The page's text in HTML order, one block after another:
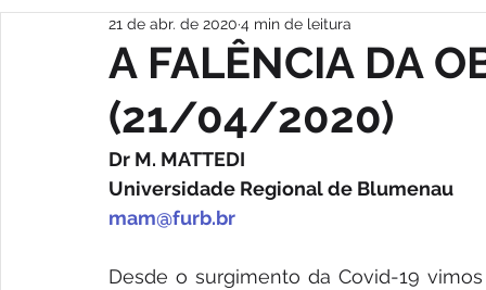
A FALÊNCIA DA
(21/04/2020)
21 de abr. de 2020 4 min de leitura
Dr M. MATTEDI
Universidade Regional de Blumenau
mam@furb.br
Desde o surgimento da Covid-19